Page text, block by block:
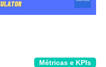
Métricas e KPIs